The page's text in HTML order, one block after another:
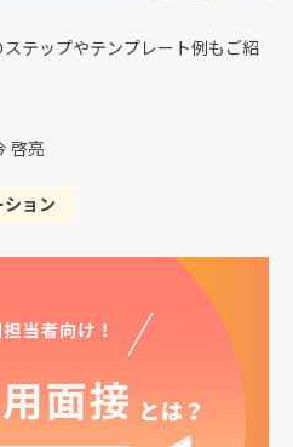
テップやテンプレート例もご紹
啓亮
ョン